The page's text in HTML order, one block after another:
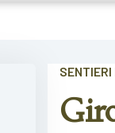
SENTIERI